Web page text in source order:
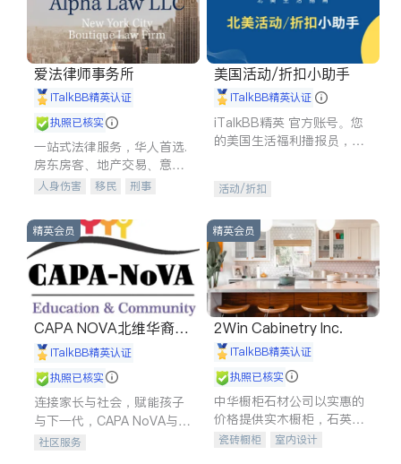
爱法律师事务所
iTalkBB精英认证
执照已核实
一站式法律服务，华人首选.
房东房客、地产交易、意外
伤害、车祸重伤、商业诉
建筑合同、刑事案件全包办
人身伤害 移民
刑事
信托/遗嘱
商业
索赔
律师-其它 保释
美国活动/折扣小助手
iTalkBB精英认证
iTalkBB精英 官方账号。您
的美国生活福利播报员，精
专属福利。
活动/折扣
精英会员
CAPA NOVA北维华裔家
长会iTalkBB精英认证
执照已核实
连接家长与社会，赋能孩子
与下一代，CAPA NoVA与您
携手建设包容、公平、充满
社区服务
精英会员
2Win Cabinetry Inc.
iTalkBB精英认证
执照已核实
中华橱柜石材公司以实惠的
价格提供实木橱柜，石英石
台面，多种优质不锈钢水
瓷砖橱柜
室内设计